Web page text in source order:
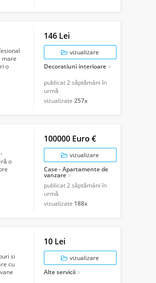
mare
o
146 Lei
vizualizare
Decoratiuni interioare
publicat2 săptămâni în
urmă
vizualizate 257x
o
100000 Euro €
vizualizare
Case - Apartamente de
vanzare
publicat2 săptămâni în
urmă
vizualizate 188x
si
cu
10 Lei
vizualizare
Alte servicii